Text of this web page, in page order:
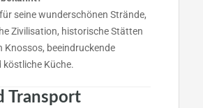
seine wunderschönen Strände,
Zivilisation, historische Stätten
Knossos, beeindruckende
Küche.
Transport